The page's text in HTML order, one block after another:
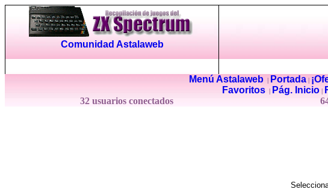
Comunidad Astalaweb
Menú Astalaweb| Portada|
Favoritos
Pág. Inicio
32 usuarios conectados